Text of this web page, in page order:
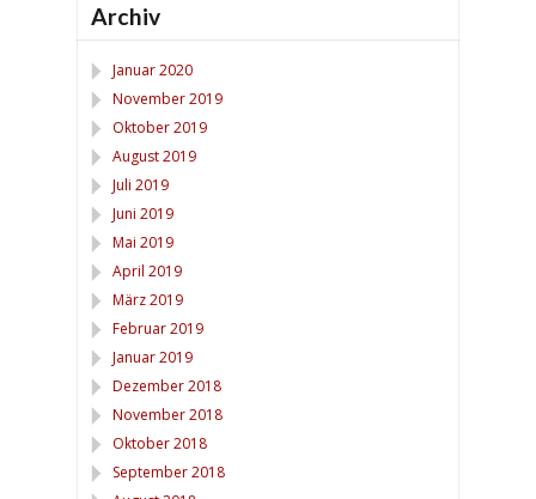
Archiv
Januar 2020
November 2019
Oktober 2019
August 2019
Juli 2019
Juni 2019
Mai 2019
April 2019
März 2019
Februar 2019
Januar 2019
Dezember 2018
November 2018
Oktober 2018
September 2018